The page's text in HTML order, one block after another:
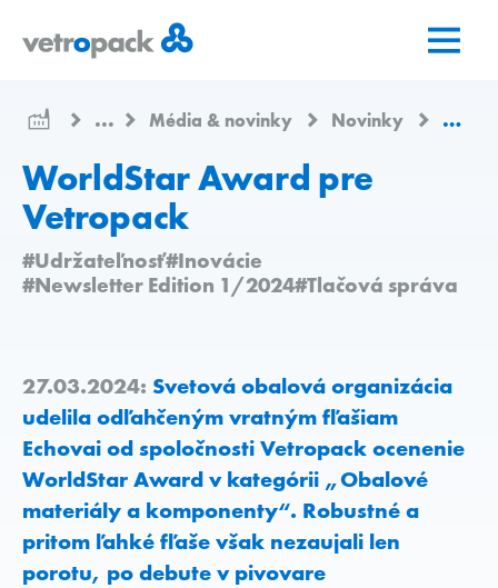
stránku
...
Média & novinky Novinky
WorldStar Award pre
Vetropack
#Udržateľnosť#Inovácie
#Newsletter Edition 1/2024#Tlačová správa
27.03.2024: Svetová obalová organizácia
udelila odľahčeným vratným fľašiam
Echovai od spoločnosti Vetropack ocenenie
WorldStar Award v kategórii „Obalové
materiály a komponenty“. Robustné a
pritom ľahké fľaše však nezaujali len
porotu, po debute v pivovare